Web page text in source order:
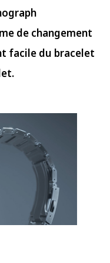
de changement
facile du bracelet